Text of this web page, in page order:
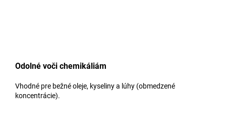
Odolné voči chemikáliám
Vhodné pre bežné oleje, kyseliny a lúhy (obmedzené
koncentrácie).